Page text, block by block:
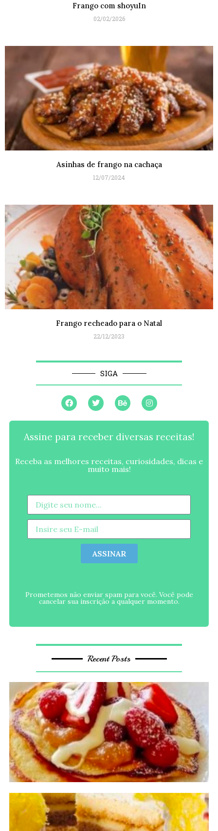
Frango com shoyuIn
02/02/2026
Asinhas de frango na cachaça
12/07/2024
Frango recheado para o Natal
22/12/2023
SIGA
Assine para receber diversas receitas!
Receba as melhores receitas, curiosidades, dicas e
muito mais!
ASSINAR
Prometemos não enviar spam para você. Você pode
cancelar sua inscrição a qualquer momento.
Recent Posts